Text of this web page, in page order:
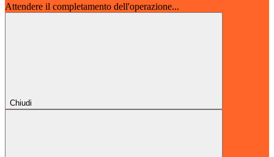
Attendere il completamento dell'operazione...
Chiudi